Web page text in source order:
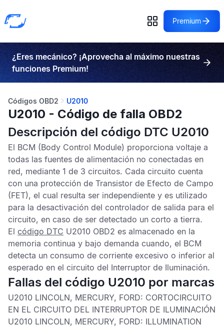
Premium
¿Eres mecánico? ¡Aprovecha al máximo nuestras
funciones Premium!
Códigos OBD2 U2010
U2010 - Código de falla OBD2
Descripción del código DTC U2010
El BCM (Body Control Module) proporciona voltaje a
todas las fuentes de alimentación no conectadas en
red, mediante 1 de 3 circuitos. Cada circuito cuenta
con una protección de Transistor de Efecto de Campo
(FET), el cual resulta ser independiente y es utilizado
para la desactivación del controlador de salida para el
circuito, en caso de ser detectado un corto a tierra.
El código DTC U2010 OBD2 es almacenado en la
memoria continua y bajo demanda cuando, el BCM
detecta un consumo de corriente excesivo o inferior al
esperado en el circuito del Interruptor de Iluminación.
Fallas del código U2010 por marcas
U2010 LINCOLN, MERCURY, FORD: CORTOCIRCUITO
EN EL CIRCUITO DEL INTERRUPTOR DE ILUMINACIÓN
U2010 LINCOLN, MERCURY, FORD: ILLUMINATION